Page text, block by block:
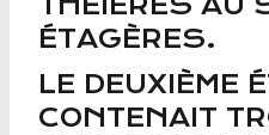
ÉTAGÈRES.
LE DEUXIÈME
CONTENAIT